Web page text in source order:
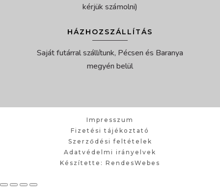
kérjük számolni)
HÁZHOZSZÁLLÍTÁS
Saját futárral szállítunk, Pécsen és Baranya
megyén belül
Impresszum
Fizetési tájékoztató
Szerződési feltételek
Adatvédelmi irányelvek
Készítette: RendesWebes